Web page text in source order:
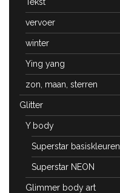
vervoer
winter
Ying yang
zon, maan, sterren
Glitter
Y body
Superstar basiskleuren
Superstar NEON
Glimmer body art